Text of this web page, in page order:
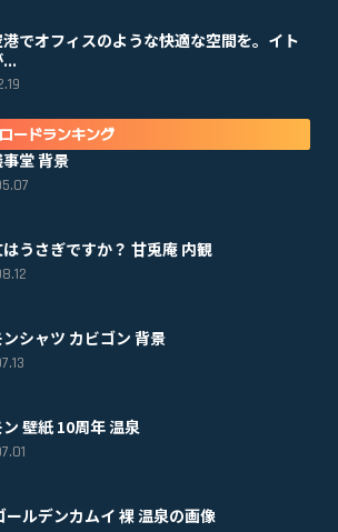
でオフィスのような快適な空間を。イト
ードランキング
堂 背景
はうさぎですか？ 甘兎庵 内観
シャツ カビゴン 背景
壁紙 10周年 温泉
ールデンカムイ 裸 温泉の画像